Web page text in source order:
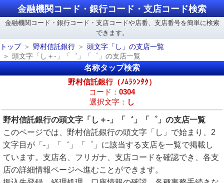
金融機関コード・銀行コード・支店コード検索
金融機関コード・銀行コード・支店コードや店番、支店番号を簡単に検索
できます。
トップ
野村信託銀行
頭文字「し」の支店一覧
頭文字「し＋-」「゛」「゜」の支店一覧
名称タップ検索
野村信託銀行（ﾉﾑﾗｼﾝﾀｸ）
コード： 0304
選択文字： し
野村信託銀行の頭文字「し＋-」「゛」「゜」の支店一覧
このページでは、野村信託銀行の頭文字「し」で始まり、2
文字目が「-」「゛」「゜」に該当する支店を一覧で掲載し
ています。支店名、フリガナ、支店コードを確認でき、各支
店の詳細情報ページへ進むことができます。